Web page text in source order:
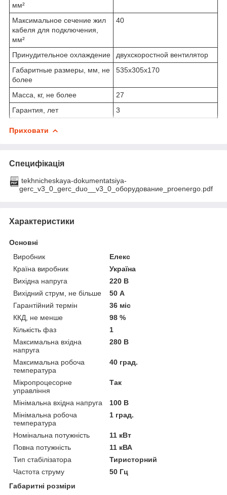
мм²
Максимальное сечение жил
кабеля для подключения,
мм²
40
Принудительное охлаждение
двухскоростной вентилятор
Габаритные размеры, мм, не
более
535х305х170
Масса, кг, не более
27
Гарантия, лет
3
Приховати
Специфікація
tekhnicheskaya-dokumentatsiya-
gerc_v3_0_gerc_duo__v3_0_оборудование_proenergo.pdf
Характеристики
Основні
Виробник
Елекс
Країна виробник
Україна
Вихідна напруга
220 В
Вихідний струм, не більше
50 А
Гарантійний термін
36 міс
ККД, не менше
98 %
Кількість фаз
1
Максимальна вхідна
напруга
280 В
Максимальна робоча
температура
40 град.
Мікропроцесорне
управління
Так
Мінімальна вхідна напруга
100 В
Мінімальна робоча
температура
1 град.
Номінальна потужність
11 кВт
Повна потужність
11 кВА
Тип стабілізатора
Тиристорний
Частота струму
50 Гц
Габаритні розміри